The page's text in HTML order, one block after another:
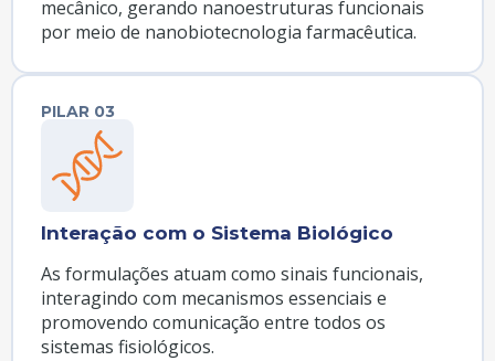
mecânico, gerando nanoestruturas funcionais
por meio de nanobiotecnologia farmacêutica.
PILAR 03
Interação com o Sistema Biológico
As formulações atuam como sinais funcionais,
interagindo com mecanismos essenciais e
promovendo comunicação entre todos os
sistemas fisiológicos.